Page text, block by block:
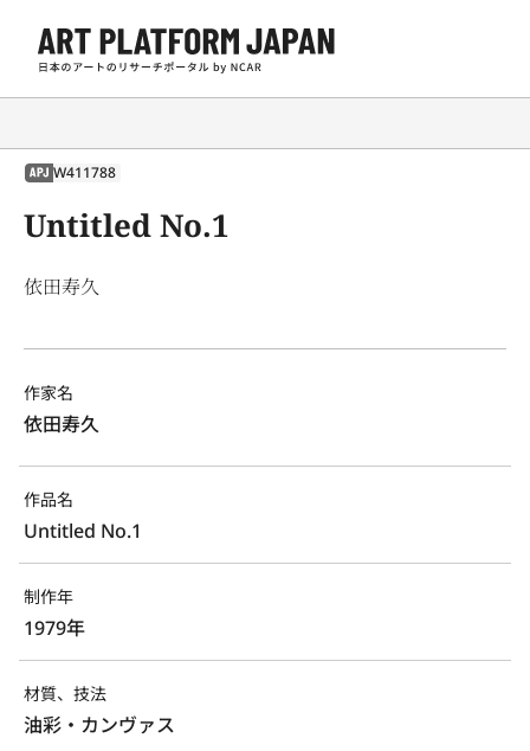
APJ W411788
Untitled No.1
依田寿久
作家名
依田寿久
作品名
Untitled No.1
制作年
1979年
材質、技法
油彩・カンヴァス